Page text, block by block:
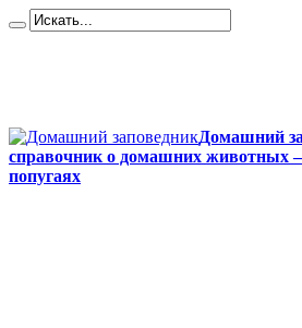
Домашний
справочник о домашних животных
попугаях